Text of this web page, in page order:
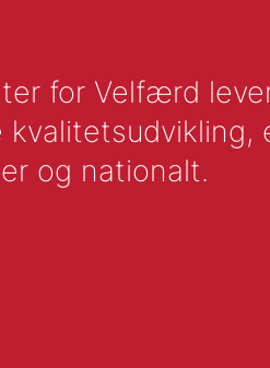
for Velfærd
og nationalt.